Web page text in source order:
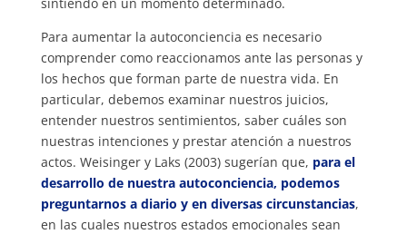
Para aumentar la autoconciencia es necesario
comprender como reaccionamos ante las personas y
los hechos que forman parte de nuestra vida. En
particular, debemos examinar nuestros juicios,
entender nuestros sentimientos, saber cuáles son
nuestras intenciones y prestar atención a nuestros
actos. Weisinger y Laks (2003) sugerían que, para el
desarrollo de nuestra autoconciencia, podemos
preguntarnos a diario y en diversas circunstancias,
en las cuales nuestros estados emocionales sean